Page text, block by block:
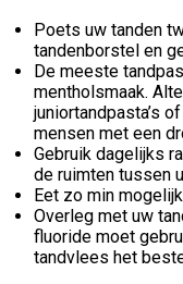
Poets uw tanden
tandenborstel en
De meeste
mentholsmaak.
juniortandpasta’s
mensen met een
Gebruik dagelijks
de ruimten tussen
Eet zo min
Overleg met uw
fluoride moet
tandvlees het